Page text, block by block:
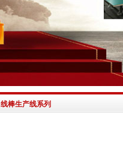
线棒生产线系列